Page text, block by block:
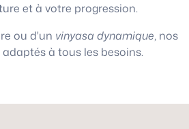
et à votre progression.
ou d'un vinyasa dynamique, nos
à tous les besoins.